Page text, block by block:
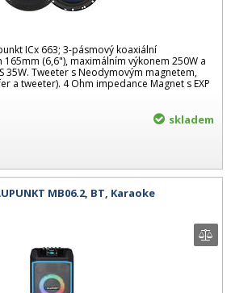
ICx 663; 3-pásmový koaxiální
(6,6"), maximálním výkonem 250W a
35W. Tweeter s Neodymovým magnetem,
a tweeter). 4 Ohm impedance Magnet s EXP
skladem
MB06.2, BT, Karaoke